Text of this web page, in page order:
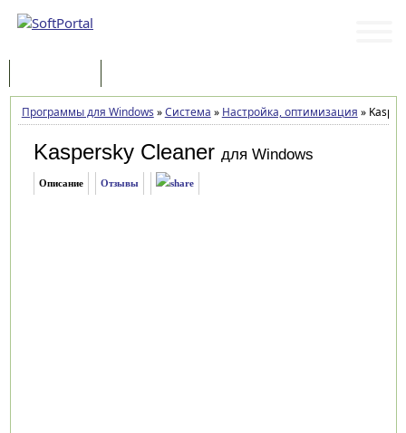
Программы для Windows »Система » Настройка, оптимизация »
Kaspersky Cleaner для Windows
Описание Отзывы